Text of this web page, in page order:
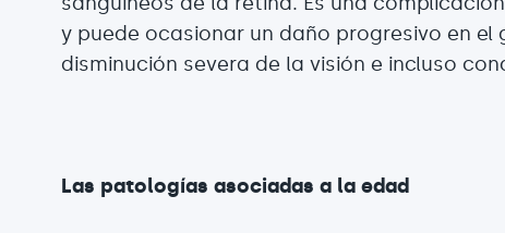
y puede ocasionar un daño progresivo en
disminución severa de la visión e incluso
Las patologías asociadas a la edad